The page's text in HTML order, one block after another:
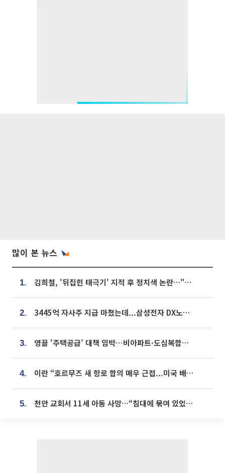
많이 본 뉴스
1. 김희철, '뒤집힌 태극기' 지적 후 정치색 논란…"좌우 떠나 우리나라 국기"
2. 3445억 자사주 지급 마쳤는데...삼성전자 DX노조, 뒤늦은 '떼쓰기 집회'
3. 영끌 '주택공급' 대책 임박⋯비아파트·도심복합까지 총동원
4. 이란 “호르무즈 새 항로 합의 매우 근접...미국 배상 먼저”
5. 천안 교회서 11세 아동 사망…“침대에 묶여 있었다” 진술 확보